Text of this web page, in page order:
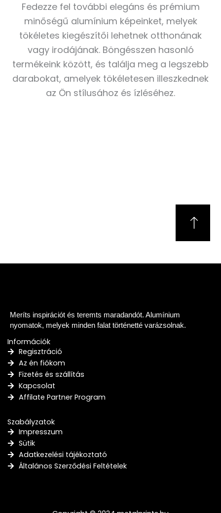
Fedezze fel további elegáns és prémium
minőségű alumínium képeinket, melyek
tökéletes kiegészítői lehetnek otthonának
vagy irodájának. Böngésszen hasonló
termékeink között, és találja meg a legszebb
darabokat, amelyek tökéletesen illeszkednek
az Ön stílusához és ízléséhez.
Meríts inspirációt és teremts maradandót. Alumínium
nyomatok, melyek minden falat történetté varázsolnak.
Információk
Regisztráció
Az én fiókom
Fizetés és szállítás
Kapcsolat
Affilate Partner Program
Szabályzatok
Impresszum
Sütik
Adatkezelési tájékoztató
Általános Szerződési Feltételek